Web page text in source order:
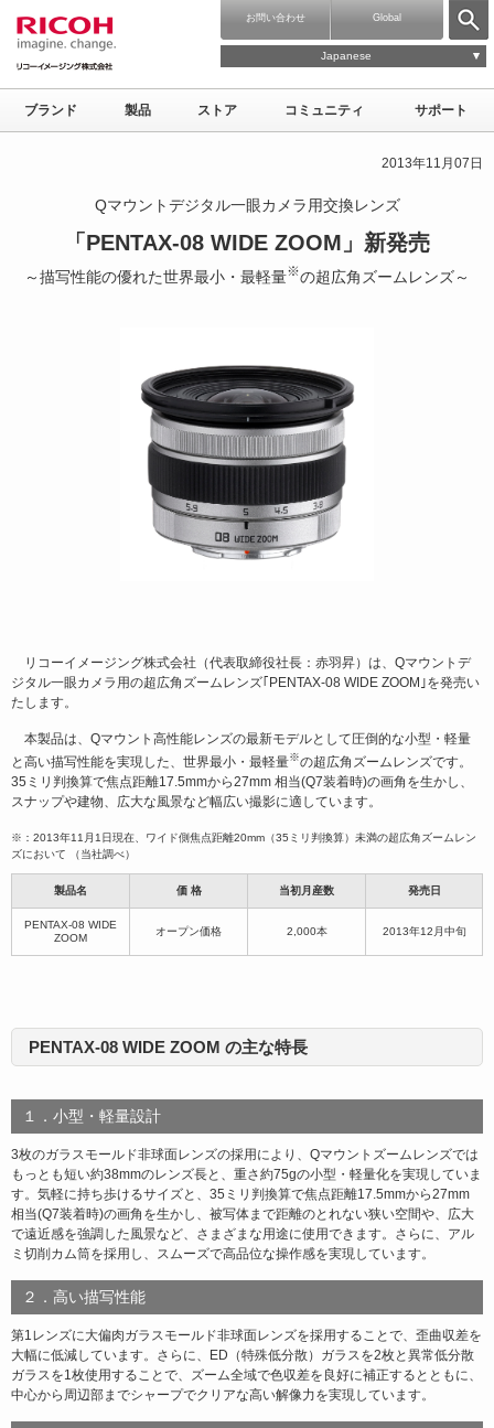
お問い合わせ Global
Japanese
ブランド 製品 ストア コミュニティ サポート
2013年11月07日
Qマウントデジタル一眼カメラ用交換レンズ
「PENTAX-08 WIDE ZOOM」新発売
～描写性能の優れた世界最小・最軽量※の超広角ズームレンズ～
リコーイメージング株式会社（代表取締役社長：赤羽昇）は、Qマウントデ
ジタル一眼カメラ用の超広角ズームレンズ｢PENTAX-08 WIDE ZOOM｣を発売い
たします。
本製品は、Qマウント高性能レンズの最新モデルとして圧倒的な小型・軽量
と高い描写性能を実現した、世界最小・最軽量※の超広角ズームレンズです。
35ミリ判換算で焦点距離17.5mmから27mm 相当(Q7装着時)の画角を生かし、
スナップや建物、広大な風景など幅広い撮影に適しています。
※：2013年11月1日現在、ワイド側焦点距離20mm（35ミリ判換算）未満の超広角ズームレン
ズにおいて （当社調べ）
製品名 価 格 当初月産数 発売日
PENTAX-08 WIDE
ZOOM
オープン価格 2,000本 2013年12月中旬
PENTAX-08 WIDE ZOOM の主な特長
１．小型・軽量設計
3枚のガラスモールド非球面レンズの採用により、Qマウントズームレンズでは
もっとも短い約38mmのレンズ長と、重さ約75gの小型・軽量化を実現していま
す。気軽に持ち歩けるサイズと、35ミリ判換算で焦点距離17.5mmから27mm
相当(Q7装着時)の画角を生かし、被写体まで距離のとれない狭い空間や、広大
で遠近感を強調した風景など、さまざまな用途に使用できます。さらに、アル
ミ切削カム筒を採用し、スムーズで高品位な操作感を実現しています。
２．高い描写性能
第1レンズに大偏肉ガラスモールド非球面レンズを採用することで、歪曲収差を
大幅に低減しています。さらに、ED（特殊低分散）ガラスを2枚と異常低分散
ガラスを1枚使用することで、ズーム全域で色収差を良好に補正するとともに、
中心から周辺部までシャープでクリアな高い解像力を実現しています。